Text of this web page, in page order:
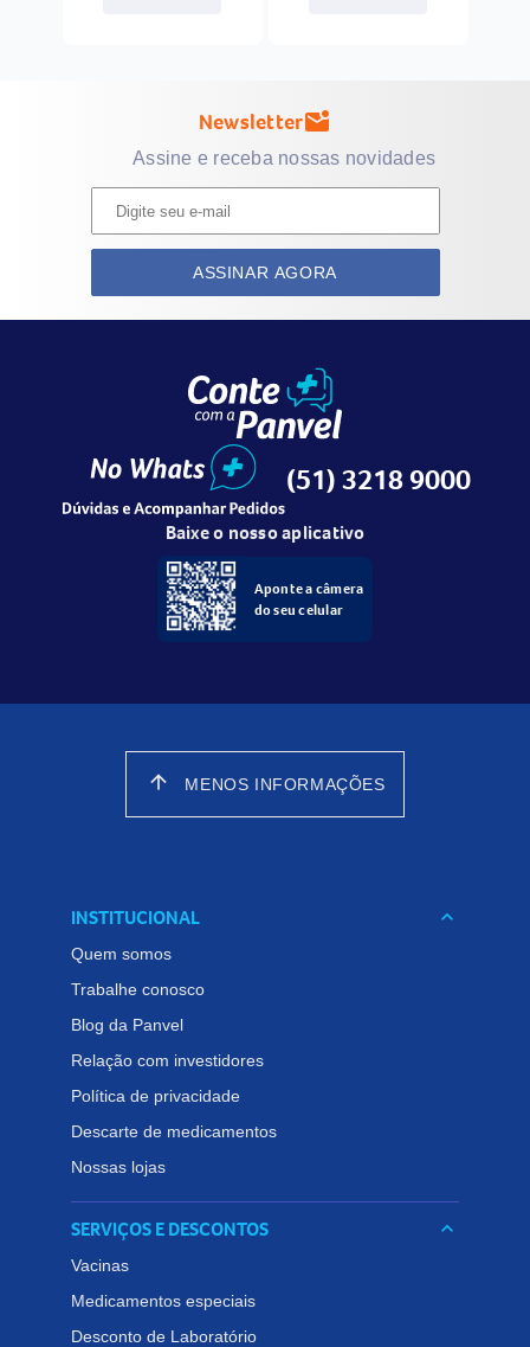
Newslettermark_email_unread
Assine e receba nossas novidades
ASSINAR AGORA
(51) 3218 9000
Baixe o nosso aplicativo
Aponte a câmera
do seu celular
arrow_upward MENOS INFORMAÇÕES
INSTITUCIONAL keyboard_arrow_down
Quem somos
Trabalhe conosco
Blog da Panvel
Relação com investidores
Política de privacidade
Descarte de medicamentos
Nossas lojas
SERVIÇOS E DESCONTOS keyboard_arrow_down
Vacinas
Medicamentos especiais
Desconto de Laboratório